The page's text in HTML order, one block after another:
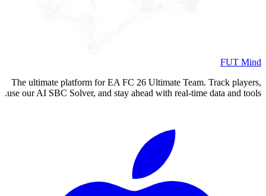
FUT Mind
The ultimate platform for EA FC 26 Ultimate Team. Track players,
use our AI SBC Solver, and stay ahead with real-time data and tools.